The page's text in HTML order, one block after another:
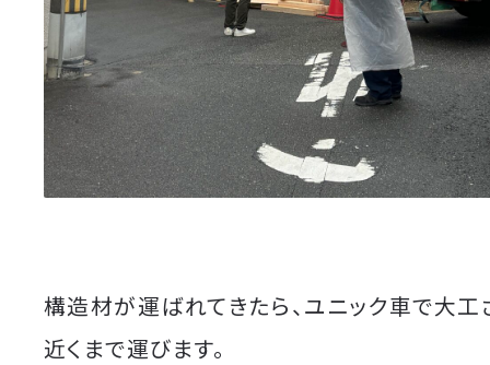
構造材が運ばれてきたら、ユニック車で大工
近くまで運びます。